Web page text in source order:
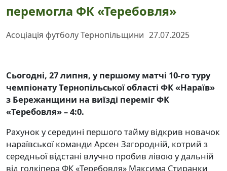
перемогла ФК «Теребовля»
Асоціація футболу Тернопільщини 27.07.2025
Сьогодні, 27 липня, у першому матчі 10-го туру
чемпіонату Тернопільської області ФК «Нараїв»
з Бережанщини на виїзді переміг ФК
«Теребовля» – 4:0.
Рахунок у середині першого тайму відкрив новачок
нараївської команди Арсен Загородній, котрий з
середньої відстані влучно пробив лівою у дальній
від голкіпера ФК «Теребовля» Максима Стиранки